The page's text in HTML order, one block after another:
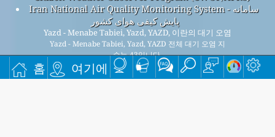
홈 여기에
Iran National Air Quality Monitoring System - سامانه
پایش کیفی هوای کشور
Yazd - Menabe Tabiei, Yazd, YAZD, 이란의 대기 오염
Yazd - Menabe Tabiei, Yazd, YAZD 전체 대기 오염 지
수는 43입니다.
Yazd - Menabe Tabiei, Yazd, YAZD PM 2.5(미세먼지) AQI n/a입니
다 - Yazd - Menabe Tabiei, Yazd, YAZD PM
10 (호흡 미립자) AQI